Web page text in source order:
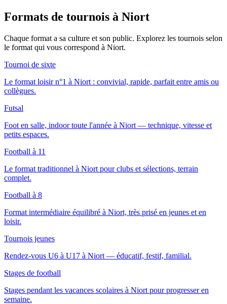
Formats de tournois à Niort
Chaque format a sa culture et son public. Explorez les tournois selon
le format qui vous correspond à Niort.
Tournoi de sixte
Le format loisir n°1 à Niort : convivial, rapide, parfait entre amis ou
collègues.
Futsal
Foot en salle, indoor toute l'année à Niort — technique, vitesse et
petits espaces.
Football à 11
Le format traditionnel à Niort pour clubs et sélections, terrain
complet.
Football à 8
Format intermédiaire équilibré à Niort, très prisé en jeunes et en
loisir.
Tournois jeunes
Rendez-vous U6 à U17 à Niort — éducatif, festif, familial.
Stages de football
Stages pendant les vacances scolaires à Niort pour progresser en
semaine.